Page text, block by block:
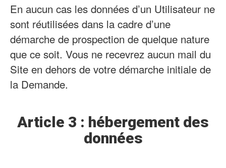
En aucun cas les données d’un Utilisateur ne
sont réutilisées dans la cadre d’une
démarche de prospection de quelque nature
que ce soit. Vous ne recevrez aucun mail du
Site en dehors de votre démarche initiale de
la Demande.
Article 3 : hébergement des
données